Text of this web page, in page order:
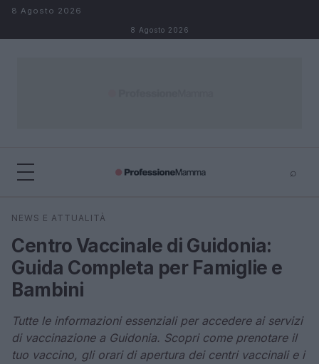
Salta al contenuto
8 Agosto 2026
8 Agosto 2026
⌕
Cerca
NEWS E ATTUALITÀ
Centro Vaccinale di Guidonia:
Guida Completa per Famiglie e
Bambini
Tutte le informazioni essenziali per accedere ai servizi
di vaccinazione a Guidonia. Scopri come prenotare il
tuo vaccino, gli orari di apertura dei centri vaccinali e i